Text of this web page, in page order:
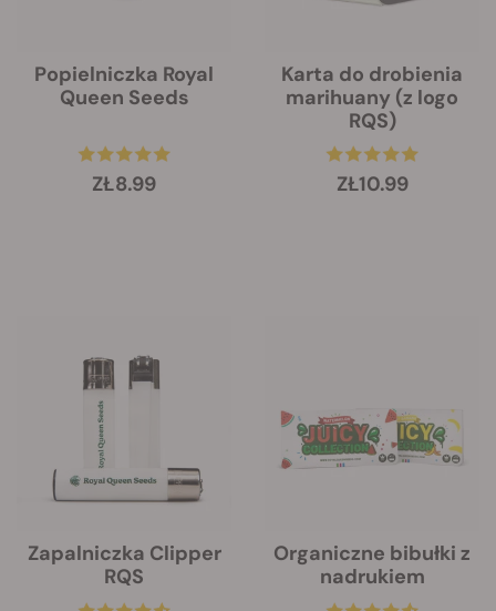
Popielniczka Royal
Queen Seeds
ZŁ8.99
Karta do drobienia
marihuany (z logo
RQS)
ZŁ10.99
Zapalniczka Clipper
RQS
Organiczne bibułki z
nadrukiem